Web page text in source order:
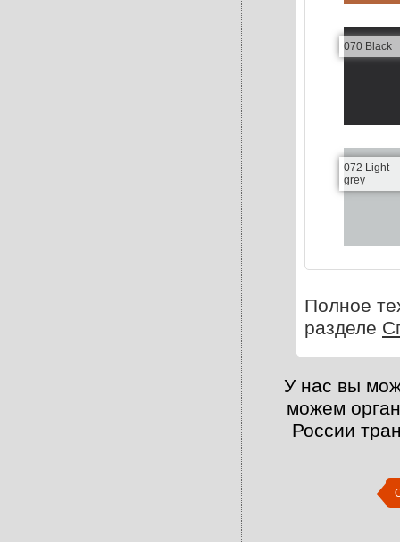
070 Black
072 Light
grey
Полное
разделе
У нас вы
можем
России